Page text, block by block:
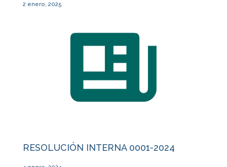
2 enero, 2025
RESOLUCIÓN INTERNA 0001-2024